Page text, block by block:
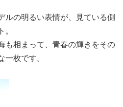
ルの明るい表情が、見ている側
。
も相まって、青春の輝きをその
一枚です。